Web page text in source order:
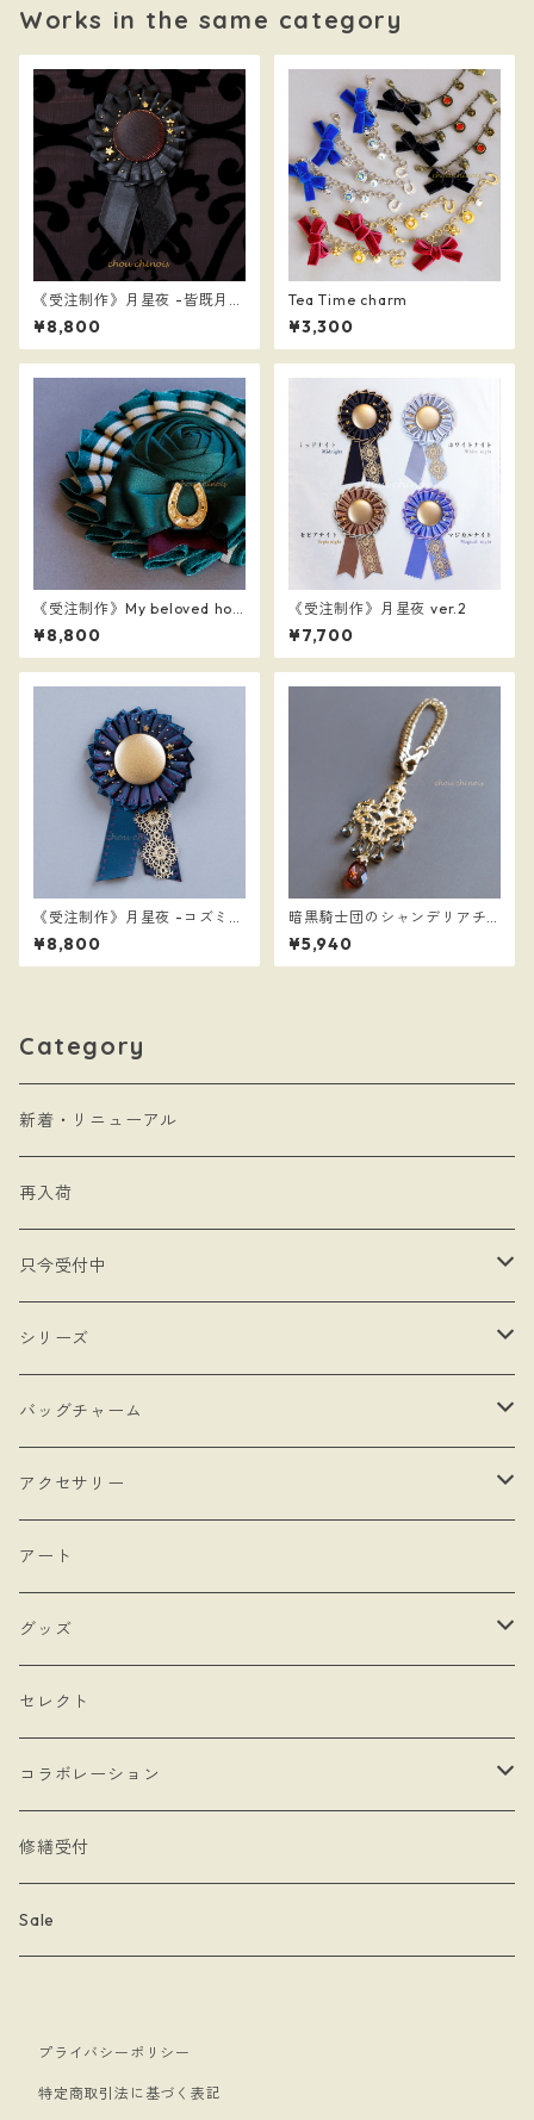
Works in the same category
《受注制作》月星夜 -皆既月
蝕- ver.2
¥8,800
Tea Time charm
¥3,300
《受注制作》My beloved hor
se
¥8,800
《受注制作》月星夜 ver.2
¥7,700
《受注制作》月星夜 -コズミッ
クナイト-
¥8,800
暗黒騎士団のシャンデリアチ
ャーム 改
¥5,940
Category
新着・リニューアル
再入荷
只今受付中
・受注制作
・抽選販売
シリーズ
- 馬
・bracket No.
- リボン
- モロッカンチャーム
- hand
- Drop Rose
- 本型チャーム
- Lady & Royal
- 月星夜
- papillon
バッグチャーム
- ロゼットタイプ
- ネックレスタイプ
- シングルタイプ
- チェーン・カラビナ
アクセサリー
- ブローチ
- 耳飾り
- ネックレス
アート
グッズ
- バッグ
- ステッカー
- クリーナークロス
- 文房具
- ケース
セレクト
コラボレーション
limboussole
こまっちゃん
修繕受付
Sale
プライバシーポリシー
特定商取引法に基づく表記